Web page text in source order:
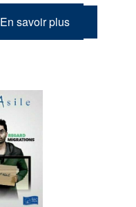
En savoir plus